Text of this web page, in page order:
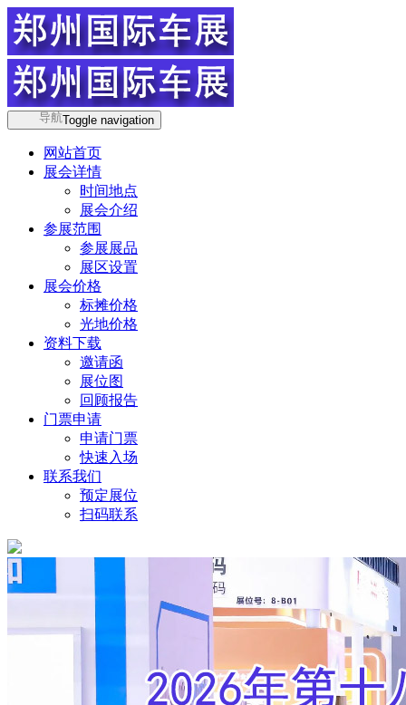
导航Toggle navigation
网站首页
展会详情
时间地点
展会介绍
参展范围
参展展品
展区设置
展会价格
标摊价格
光地价格
资料下载
邀请函
展位图
回顾报告
门票申请
申请门票
快速入场
联系我们
预定展位
扫码联系